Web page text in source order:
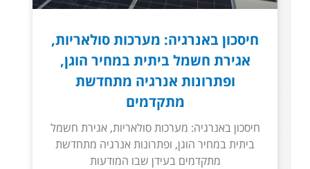
חיסכון באנרגיה: מערכות סולאריות,
אגירת חשמל ביתית במחיר הוגן,
ופתרונות אנרגיה מתחדשת
מתקדמים
חיסכון באנרגיה: מערכות סולאריות, אגירת חשמל
ביתית במחיר הוגן, ופתרונות אנרגיה מתחדשת
מתקדמים בעידן שבו המודעות